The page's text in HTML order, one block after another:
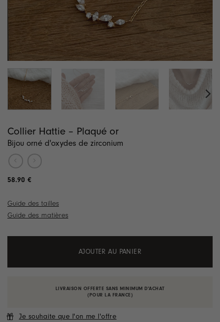
Collier Hattie – Plaqué or
Bijou orné d'oxydes de zirconium
58.90 €
Guide des tailles
Guide des matières
AJOUTER AU PANIER
LIVRAISON OFFERTE SANS MINIMUM D'ACHAT
(POUR LA FRANCE)
Je souhaite que l'on me l'offre